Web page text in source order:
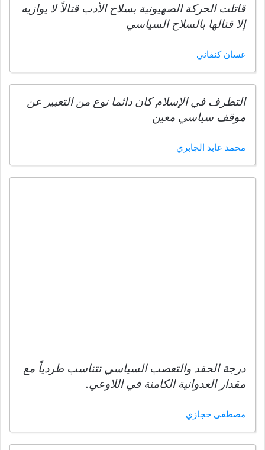
قاتلت الحركة الصهيونية بسلاح الأدب قتالاً لا يوازيه
إلا قتالها بالسلاح السياسي
غسان كنفاني
التطرف في الإسلام كان دائما نوع من التعبير عن
موقف سياسي معين
محمد عابد الجابري
درجة الحقد والتعصب السياسي تتناسب طردياً مع
مقدار العدوانية الكامنة في اللاوعي.
مصطفى حجازي